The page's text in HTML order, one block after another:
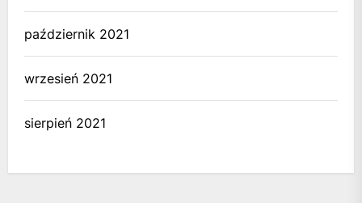
październik 2021
wrzesień 2021
sierpień 2021